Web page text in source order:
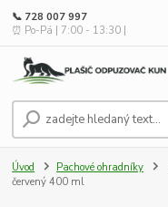
📞 728 007 997
⏰ Po-Pá | 7:00 - 13:30 |
Úvod Pachové ohradníky
červený 400 ml